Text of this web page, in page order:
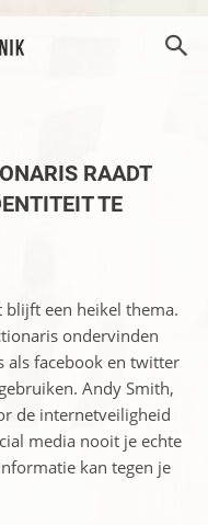
RAADT
TE
een heikel thema.
ondervinden
facebook en twitter
Andy Smith,
de internetveiligheid
media nooit je echte
kan tegen je